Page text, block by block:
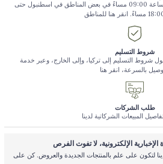
يتم تسليم الطلبات المقدمة حتى الساعة 09:00 مساءً في بعض المناطق في اسطنبول حتى
شروط التسليم
شروط التسليم إلى تركيا، وإلى الخارج، وعبر خدمة
بالسرعة، انقر هنا
طلب الشركات
المبيعات الشركاتية لدينا
لتكون على علم بالمنتجات الجديدة والعروض. كن على